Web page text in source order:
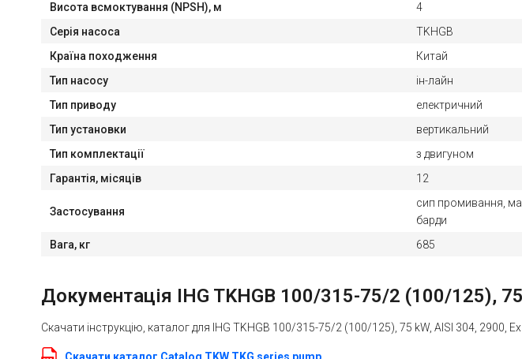
Висота всмоктування (NPSH), м
4
Серія насоса
TKHGB
Країна походження
Китай
Тип насосу
ін-лайн
Тип приводу
електричний
Тип установки
вертикальний
Тип комплектації
з двигуном
Гарантія, місяців
12
Застосування
сип промивання,
барди
Вага, кг
685
Документація IHG TKHGB 100/315-75/2 (100/125),
Скачати інструкцію, каталог для IHG TKHGB 100/315-75/2 (100/125), 75 kW, AISI 304, 2900,
Скачати каталог Catalog TKW TKG series pump